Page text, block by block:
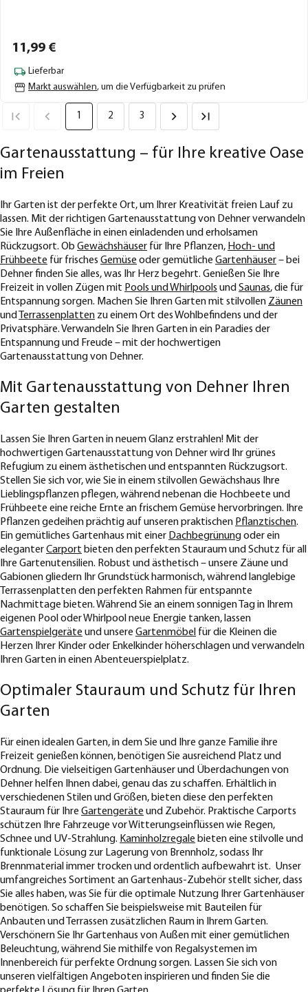
11,99 €
Lieferbar
Markt auswählen, um die Verfügbarkeit zu prüfen
1 2 3
Gartenausstattung – für Ihre kreative Oase
im Freien
Ihr Garten ist der perfekte Ort, um Ihrer Kreativität freien Lauf zu
lassen. Mit der richtigen Gartenausstattung von Dehner verwandeln
Sie Ihre Außenfläche in einen einladenden und erholsamen
Rückzugsort. Ob Gewächshäuser für Ihre Pflanzen, Hoch- und
Frühbeete für frisches Gemüse oder gemütliche Gartenhäuser– bei
Dehner finden Sie alles, was Ihr Herz begehrt. Genießen Sie Ihre
Freizeit in vollen Zügen mit Pools und Whirlpools undSaunas, die für
Entspannung sorgen. Machen Sie Ihren Garten mit stilvollen Zäunen
und Terrassenplatten zu einem Ort des Wohlbefindens und der
Privatsphäre. Verwandeln Sie Ihren Garten in ein Paradies der
Entspannung und Freude – mit der hochwertigen
Gartenausstattung von Dehner.
Mit Gartenausstattung von Dehner Ihren
Garten gestalten
Lassen Sie Ihren Garten in neuem Glanz erstrahlen! Mit der
hochwertigen Gartenausstattung von Dehner wird Ihr grünes
Refugium zu einem ästhetischen und entspannten Rückzugsort.
Stellen Sie sich vor, wie Sie in einem stilvollen Gewächshaus Ihre
Lieblingspflanzen pflegen, während nebenan die Hochbeete und
Frühbeete eine reiche Ernte an frischem Gemüse hervorbringen. Ihre
Pflanzen gedeihen prächtig auf unseren praktischen Pflanztischen.
Ein gemütliches Gartenhaus mit einer Dachbegrünungoder ein
eleganterCarport bieten den perfekten Stauraum und Schutz für all
Ihre Gartenutensilien. Robust und ästhetisch – unsere Zäune und
Gabionen gliedern Ihr Grundstück harmonisch, während langlebige
Terrassenplatten den perfekten Rahmen für entspannte
Nachmittage bieten. Während Sie an einem sonnigen Tag in Ihrem
eigenen Pool oder Whirlpool neue Energie tanken, lassen
Gartenspielgeräte und unsere Gartenmöbel für die Kleinen die
Herzen Ihrer Kinder oder Enkelkinder höherschlagen und verwandeln
Ihren Garten in einen Abenteuerspielplatz.
Optimaler Stauraum und Schutz für Ihren
Garten
Für einen idealen Garten, in dem Sie und Ihre ganze Familie ihre
Freizeit genießen können, benötigen Sie ausreichend Platz und
Ordnung. Die vielseitigen Gartenhäuser und Überdachungen von
Dehner helfen Ihnen dabei, genau das zu schaffen. Erhältlich in
verschiedenen Stilen und Größen, bieten diese den perfekten
Stauraum für Ihre Gartengeräte und Zubehör. Praktische Carports
schützen Ihre Fahrzeuge vor Witterungseinflüssen wie Regen,
Schnee und UV-Strahlung. Kaminholzregale bieten eine stilvolle und
funktionale Lösung zur Lagerung von Brennholz, sodass Ihr
Brennmaterial immer trocken und ordentlich aufbewahrt ist. Unser
umfangreiches Sortiment an Gartenhaus-Zubehör stellt sicher, dass
Sie alles haben, was Sie für die optimale Nutzung Ihrer Gartenhäuser
benötigen. So schaffen Sie beispielsweise mit Bauteilen für
Anbauten und Terrassen zusätzlichen Raum in Ihrem Garten.
Verschönern Sie Ihr Gartenhaus von Außen mit einer gemütlichen
Beleuchtung, während Sie mithilfe von Regalsystemen im
Innenbereich für perfekte Ordnung sorgen. Lassen Sie sich von
unseren vielfältigen Angeboten inspirieren und finden Sie die